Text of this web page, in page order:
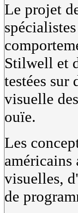
Le projet
Stilwell et
testées sur
visuelle
ouïe.
Les
américains
visuelles,
de